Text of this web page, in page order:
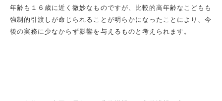
年齢も１６歳に近く微妙なものですが、比較的高年齢なこどもも
強制的引渡しが命じられることが明らかになったことにより、今
後の実務に少なからず影響を与えるものと考えられます。